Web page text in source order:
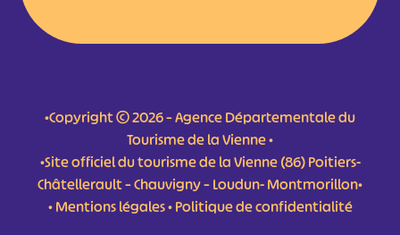
•Copyright © 2026 – Agence Départementale du
Tourisme de la Vienne •
•Site officiel du tourisme de la Vienne (86) Poitiers-
Châtellerault – Chauvigny – Loudun- Montmorillon•
•Mentions légales•Politique de confidentialité